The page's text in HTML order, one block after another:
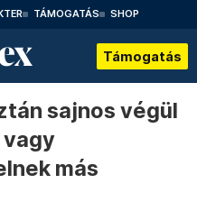
TÁMOGATÁS SHOP
Támogatás
sajnos végül
vagy
más